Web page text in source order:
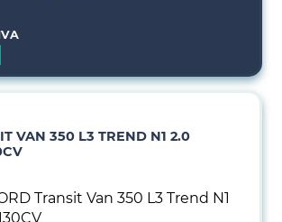
VAN 350 L3 TREND N1 2.0